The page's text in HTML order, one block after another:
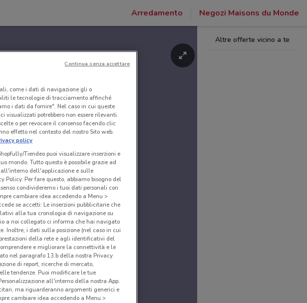
Arredamento Negozi Maisons du Monde
Altre offerte vicino a te
come i dati di navigazione gli o
le tecnologie di tracciamento affinché
i dati da fornire". Nel caso in cui queste
visualizzati potrebbero non essere rilevanti.
o per revocare il consenso facendo clic
effetto nel contesto del nostro Sito web.
policy
Tiendeo puoi visualizzare inserzioni e
mondo. Tutto questo è possibile grazie ad
dell'applicazione e sulle
Per fare questo, abbiamo bisogno del
condivideremo i tuoi dati personali con
cambiare idea accedendo a Menu >
se accetti: Le inserzioni pubblicitarie che
alla tua cronologia di navigazione su
a noi collegato ci informa che hai navigato
Inoltre, i dati sulla posizione (nel caso in cui
della rete e agli identificativi del
e migliorare la connettività e le
nel paragrafo 13.b della nostra Privacy
di report, ricerche di mercato,
tendenze. Puoi modificare le tue
all'interno della nostra App.
ma riguarderanno argomenti generici e
cambiare idea accedendo a Menu >
Continua senza accettare